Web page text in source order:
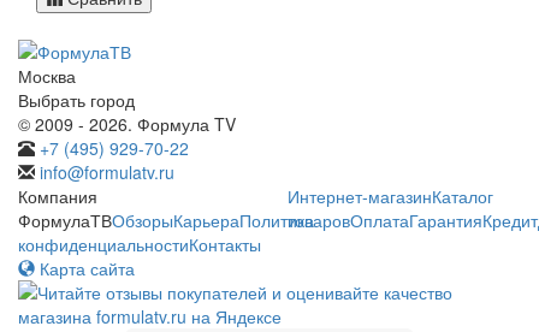
Москва
Выбрать город
© 2009 - 2026. Формула TV
+7 (495) 929-70-22
info@formulatv.ru
Компания
ФормулаТВОбзорыКарьераПолитика
конфиденциальностиКонтакты
Интернет-магазинКаталог
товаровОплатаГарантияКредит
Карта сайта